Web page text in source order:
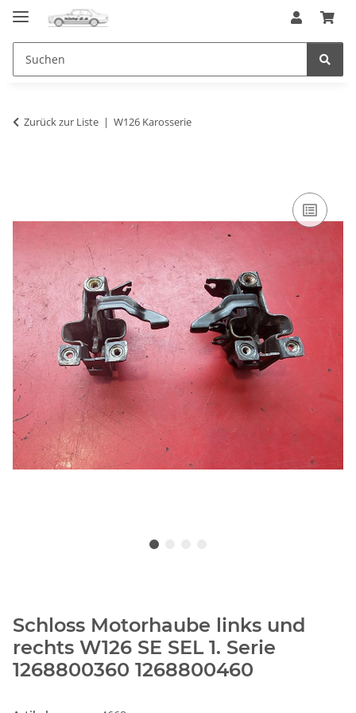
Zurück zur Liste W126 Karosserie
Schloss Motorhaube links und
rechts W126 SE SEL 1. Serie
1268800360 1268800460